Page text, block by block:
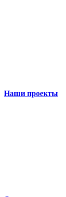
Наши проекты